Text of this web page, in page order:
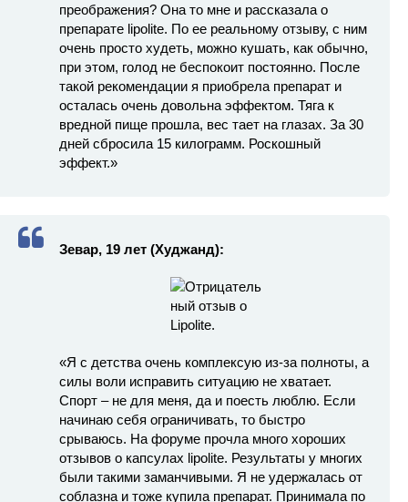
преображения? Она то мне и рассказала о
препарате lipolite. По ее реальному отзыву, с ним
очень просто худеть, можно кушать, как обычно,
при этом, голод не беспокоит постоянно. После
такой рекомендации я приобрела препарат и
осталась очень довольна эффектом. Тяга к
вредной пище прошла, вес тает на глазах. За 30
дней сбросила 15 килограмм. Роскошный
эффект.»
Зевар, 19 лет (Худжанд):
«Я с детства очень комплексую из-за полноты, а
силы воли исправить ситуацию не хватает.
Спорт – не для меня, да и поесть люблю. Если
начинаю себя ограничивать, то быстро
срываюсь. На форуме прочла много хороших
отзывов о капсулах lipolite. Результаты у многих
были такими заманчивыми. Я не удержалась от
соблазна и тоже купила препарат. Принимала по